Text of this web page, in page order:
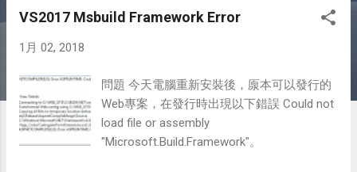
章
VS2017 Msbuild Framework Error
1月 02, 2018
問題 今天電腦重新安裝後，厡本可以發行的
Web專案，在發行時出現以下錯誤 Could not
load file or assembly
"Microsoft.Build.Framework"。